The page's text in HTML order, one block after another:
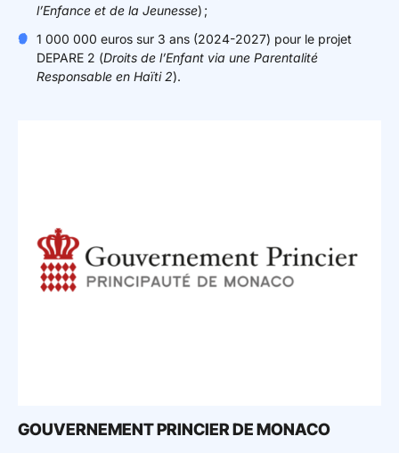
l’Enfance et de la Jeunesse) ;
1 000 000 euros sur 3 ans (2024-2027) pour le projet
DEPARE 2 (Droits de l’Enfant via une Parentalité
Responsable en Haïti 2).
GOUVERNEMENT PRINCIER DE MONACO